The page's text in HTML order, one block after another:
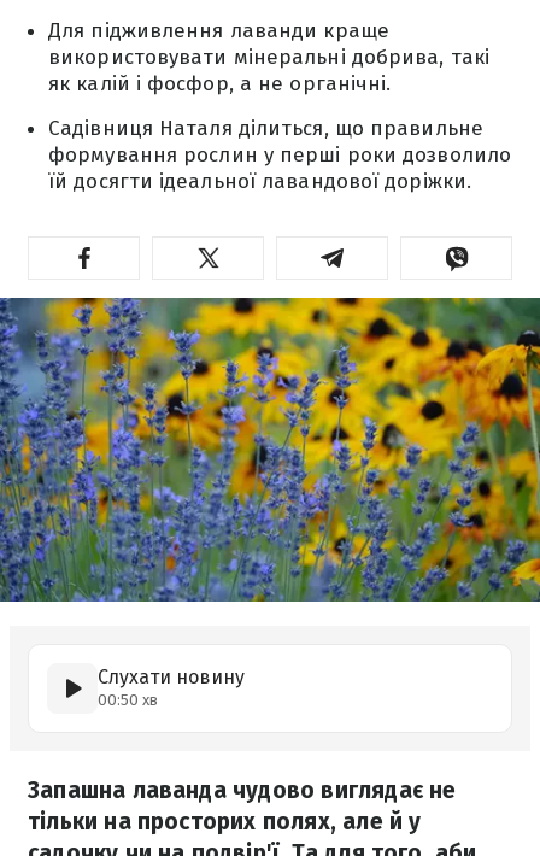
Для підживлення лаванди краще
використовувати мінеральні добрива, такі
як калій і фосфор, а не органічні.
Садівниця Наталя ділиться, що правильне
формування рослин у перші роки дозволило
їй досягти ідеальної лавандової доріжки.
Слухати новину
00:50 хв
Запашна лаванда чудово виглядає не
тільки на просторих полях, але й у